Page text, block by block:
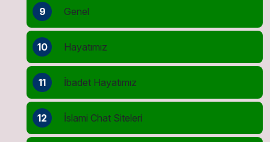
9 Genel
10 Hayatımız
11 İbadet Hayatımız
12 İslami Chat Siteleri